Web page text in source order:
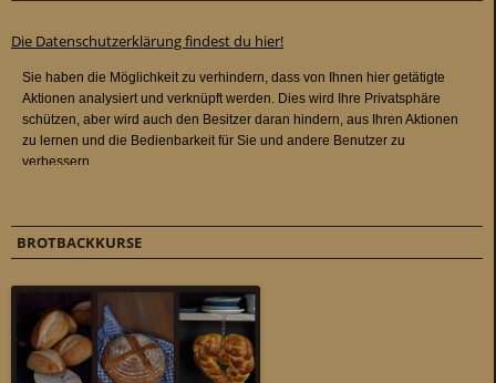
Die Datenschutzerklärung findest du hier!
BROTBACKKURSE